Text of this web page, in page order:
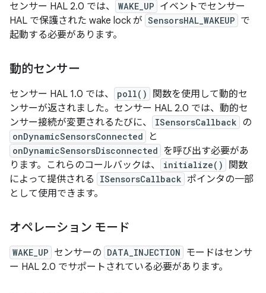
センサー HAL 2.0 では、
WAKE_UP イベントでセンサー
HAL で保護された wake lock が SensorsHAL_WAKEUP で
起動する必要があります。
動的センサー
センサー HAL 1.0 では、 poll()
関数を使用して動的セ
ンサーが返されました。センサー HAL 2.0 では、動的セ
ンサー接続が変更されるたびに、
ISensorsCallback の
onDynamicSensorsConnected と
onDynamicSensorsDisconnected を呼び出す必要があ
ります。これらのコールバックは、
initialize()
関数
によって提供される
ISensorsCallback ポインタの一部
として使用できます。
オペレーション モード
WAKE_UP センサーの DATA_INJECTION
モードはセンサ
ー HAL 2.0 でサポートされている必要があります。